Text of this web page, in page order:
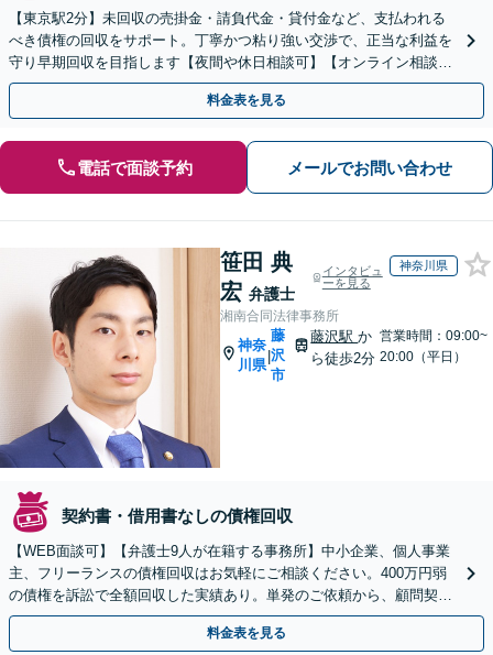
【東京駅2分】未回収の売掛金・請負代金・貸付金など、支払われる
べき債権の回収をサポート。丁寧かつ粘り強い交渉で、正当な利益を
守り早期回収を目指します【夜間や休日相談可】【オンライン相談
可】
料金表を見る
電話で面談予約 メールでお問い合わせ
笹田 典
宏 弁護士
インタビュ
ーを見る
神奈川県
湘南合同法律事務所
神奈
川県
|
藤
沢
市
藤沢駅か
ら徒歩2分
営業時間：09:00~
20:00（平日）
契約書・借用書なしの債権回収
【WEB面談可】【弁護士9人が在籍する事務所】中小企業、個人事業
主、フリーランスの債権回収はお気軽にご相談ください。400万円弱
の債権を訴訟で全額回収した実績あり。単発のご依頼から、顧問契約
まで対応しております【藤沢駅2分】
料金表を見る